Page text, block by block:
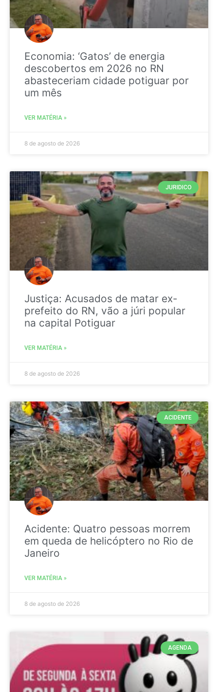
Economia: ‘Gatos’ de energia
descobertos em 2026 no RN
abasteceriam cidade potiguar por
um mês
VER MATÉRIA »
8 de agosto de 2026
JURIDICO
Justiça: Acusados de matar ex-
prefeito do RN, vão a júri popular
na capital Potiguar
VER MATÉRIA »
8 de agosto de 2026
ACIDENTE
Acidente: Quatro pessoas morrem
em queda de helicóptero no Rio de
Janeiro
VER MATÉRIA »
8 de agosto de 2026
AGENDA